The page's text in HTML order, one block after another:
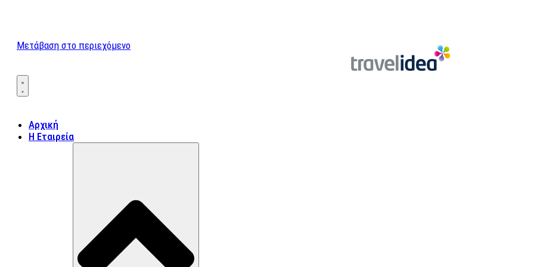
Μετάβαση στο περιεχόμενο
Αρχική
Η Εταιρεία